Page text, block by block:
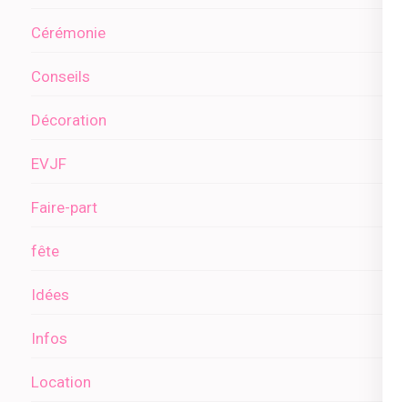
Cérémonie
Conseils
Décoration
EVJF
Faire-part
fête
Idées
Infos
Location